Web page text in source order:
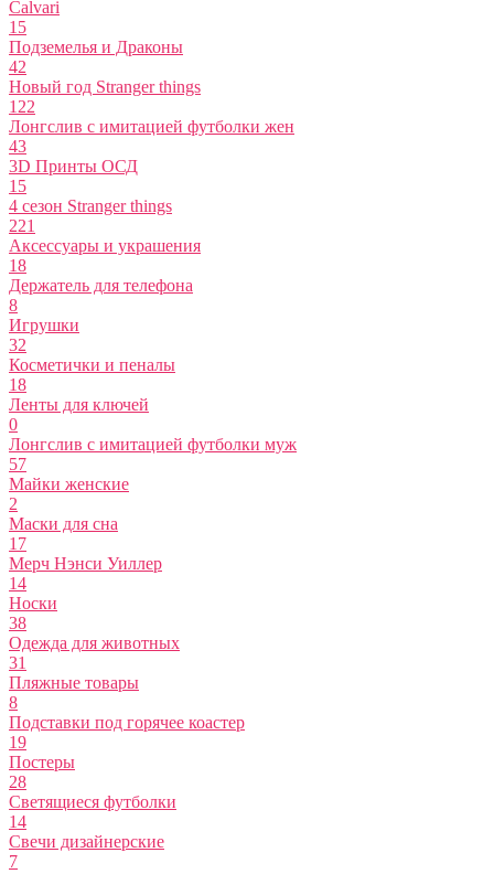
Calvari
15
Подземелья и Драконы
42
Новый год Stranger things
122
Лонгслив с имитацией футболки жен
43
3D Принты ОСД
15
4 сезон Stranger things
221
Аксессуары и украшения
18
Держатель для телефона
8
Игрушки
32
Косметички и пеналы
18
Ленты для ключей
0
Лонгслив с имитацией футболки муж
57
Майки женские
2
Маски для сна
17
Мерч Нэнси Уиллер
14
Носки
38
Одежда для животных
31
Пляжные товары
8
Подставки под горячее коастер
19
Постеры
28
Светящиеся футболки
14
Свечи дизайнерские
7